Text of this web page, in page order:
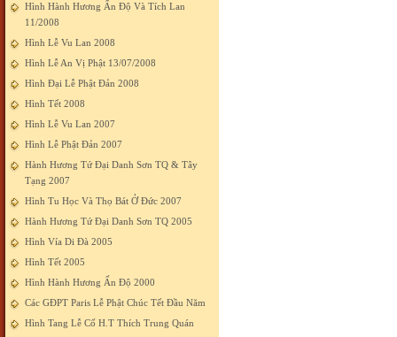
Hình Hành Hương Ấn Độ Và Tích Lan
11/2008
Hình Lễ Vu Lan 2008
Hình Lễ An Vị Phật 13/07/2008
Hình Đại Lễ Phật Đản 2008
Hình Tết 2008
Hình Lễ Vu Lan 2007
Hình Lễ Phật Đản 2007
Hành Hương Tứ Đại Danh Sơn TQ & Tây
Tạng 2007
Hình Tu Học Và Thọ Bát Ở Đức 2007
Hành Hương Tứ Đại Danh Sơn TQ 2005
Hình Vía Di Đà 2005
Hình Tết 2005
Hình Hành Hương Ấn Độ 2000
Các GĐPT Paris Lễ Phật Chúc Tết Đầu Năm
Hình Tang Lễ Cố H.T Thích Trung Quán